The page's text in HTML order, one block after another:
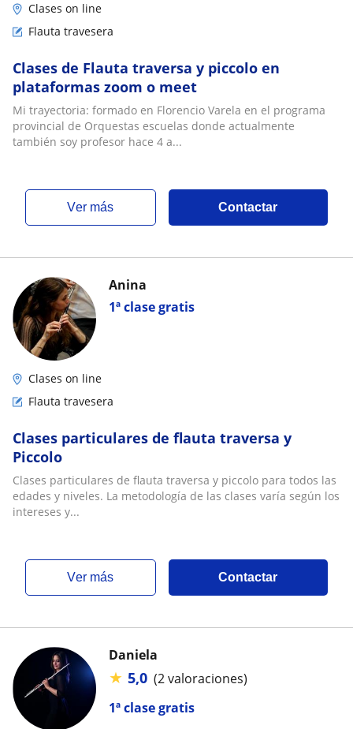
Clases on line
Flauta travesera
Clases de Flauta traversa y piccolo en
plataformas zoom o meet
Mi trayectoria: formado en Florencio Varela en el programa
provincial de Orquestas escuelas donde actualmente
también soy profesor hace 4 a...
ver más Contactar
1ª clase gratis
Anina
Clases on line
Flauta travesera
Clases particulares de flauta traversa y
Piccolo
Clases particulares de flauta traversa y piccolo para todos las
edades y niveles. La metodología de las clases varía según los
intereses y...
ver más Contactar
1ª clase gratis
Daniela
★ 5,0 (2 valoraciones)